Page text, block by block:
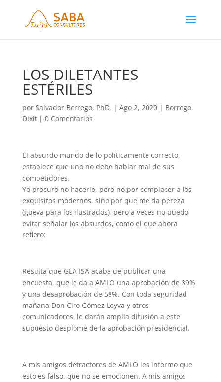
LOS DILETANTES
ESTÉRILES
por Salvador Borrego, PhD. | Ago 2, 2020| Borrego
Dixit| 0 Comentarios
El absurdo mundo de lo políticamente correcto,
establece que uno no debe hablar mal de sus
competidores.
Yo procuro no hacerlo, pero no por complacer a los
exquisitos modernos, sino por que me da pereza
(güeva para los ilustrados), pero a veces no puedo
evitar señalar los absurdos, como el que ahora
refiero:
Resulta que GEA ISA acaba de publicar una
encuesta, que le da a AMLO una aprobación de 39%
y una desaprobación de 58%. Con toda seguridad
mañana Don Ciro Gómez Leyva y otros
comunicadores, le darán amplia difusión a este
supuesto desplome de la aprobación presidencial.
A mis amigos detractores de AMLO les informo que
esto es falso, que no se emocionen. A mis amigos